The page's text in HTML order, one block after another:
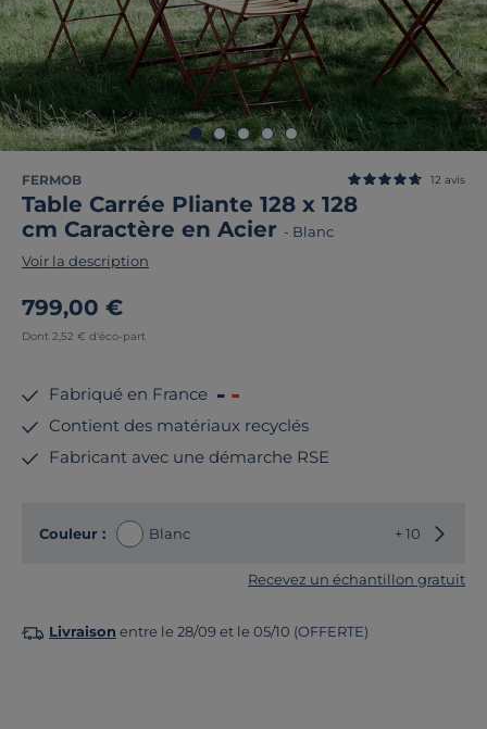
FERMOB
Table Carrée Pliante 128 x 128
cm Caractère en Acier - Blanc
12 avis
Voir la description
799,00 €
Dont 2,52 € d'éco-part
Fabriqué en France
Contient des matériaux recyclés
Fabricant avec une démarche RSE
Couleur : Blanc + 10
Recevez un échantillon gratuit
Livraison entre le 28/09 et le 05/10 (OFFERTE)